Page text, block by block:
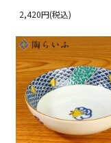
2,420円(税込)